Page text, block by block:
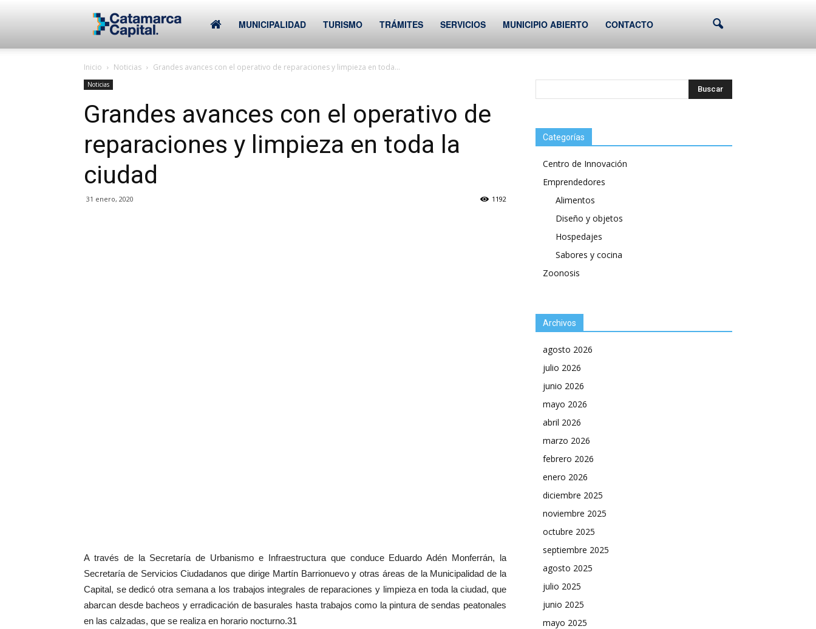
Municipalidad
de
MUNICIPALIDAD TURISMO TRÁMITES SERVICIOS MUNICIPIO ABIERTO CONTACTO
Inicio Noticias Grandes avances con el operativo de reparaciones y limpieza en toda...
Noticias
Grandes avances con el operativo de
reparaciones y limpieza en toda la
ciudad
31 enero, 2020 1192
A través de la Secretaría de Urbanismo e Infraestructura que conduce Eduardo Adén Monferrán, la
Secretaría de Servicios Ciudadanos que dirige Martín Barrionuevo y otras áreas de la Municipalidad de la
Capital, se dedicó otra semana a los trabajos integrales de reparaciones y limpieza en toda la ciudad, que
abarcan desde bacheos y erradicación de basurales hasta trabajos como la pintura de sendas peatonales
en las calzadas, que se realiza en horario nocturno.31
Categorías
Centro de Innovación
Emprendedores
Alimentos
Diseño y objetos
Hospedajes
Sabores y cocina
Zoonosis
Archivos
agosto 2026
julio 2026
junio 2026
mayo 2026
abril 2026
marzo 2026
febrero 2026
enero 2026
diciembre 2025
noviembre 2025
octubre 2025
septiembre 2025
agosto 2025
julio 2025
junio 2025
mayo 2025